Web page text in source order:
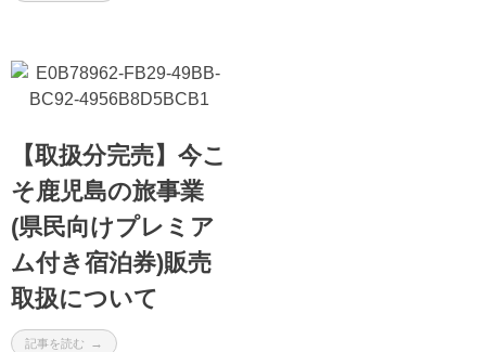
【取扱分完売】今こ
そ鹿児島の旅事業
(県民向けプレミア
ム付き宿泊券)販売
取扱について
記事を読む